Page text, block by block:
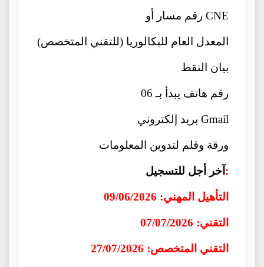
رقم مسار أو CNE
المعدل العام للبكالوريا (للتقني المتخصص)
بيان النقط
رقم هاتف يبدأ بـ 06
بريد إلكتروني Gmail
ورقة وقلم لتدوين المعلومات
آخر أجل للتسجيل :
التأهيل المهني: 09/06/2026
التقني: 07/07/2026
التقني المتخصص: 27/07/2026